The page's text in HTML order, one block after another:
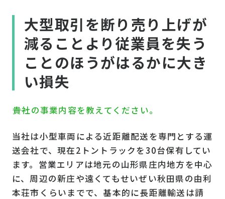
大型取引を断り売り上げが
減ることより従業員を失う
ことのほうがはるかに大き
い損失
――貴社の事業内容を教えてください。
当社は小型車両による近距離配送を専門とする運
送会社で、現在2トントラックを30台保有してい
ます。営業エリアは地元の山形県庄内地方を中心
に、周辺の新庄や遠くてもせいぜい秋田県の由利
本荘市くらいまでで、基本的に長距離輸送は請